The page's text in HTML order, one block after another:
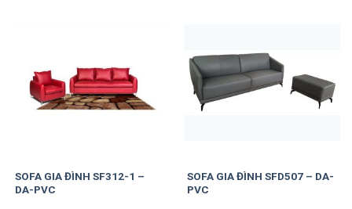
SOFA GIA ĐÌNH SF312-1 –
DA-PVC
SOFA GIA ĐÌNH SFD507 – DA-
PVC